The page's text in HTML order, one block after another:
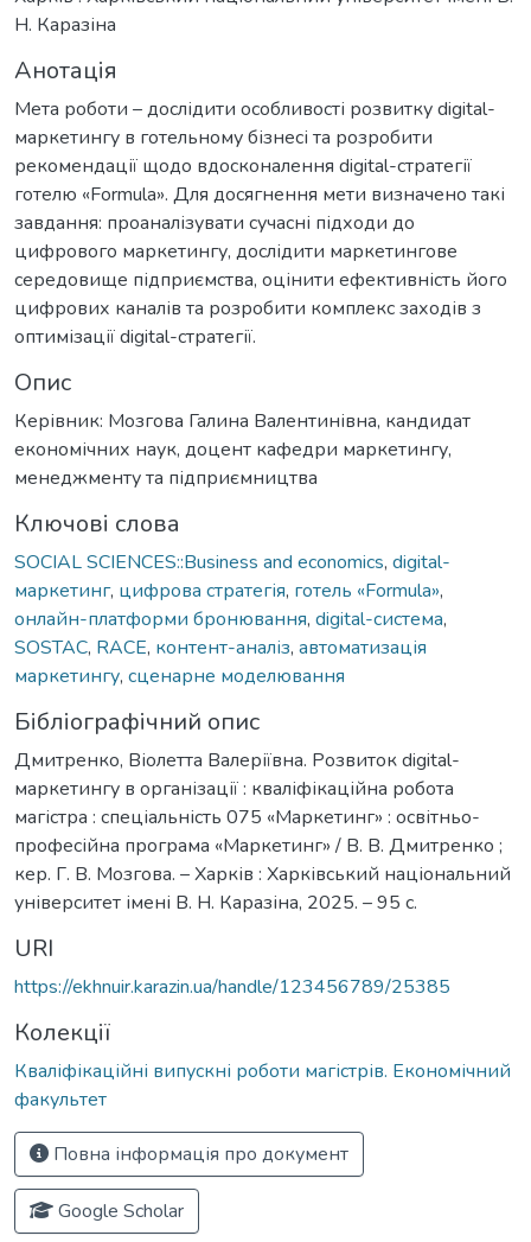
Н. Каразіна
Анотація
Мета роботи – дослідити особливості розвитку digital-
маркетингу в готельному бізнесі та розробити
рекомендації щодо вдосконалення digital-стратегії
готелю «Formula». Для досягнення мети визначено такі
завдання: проаналізувати сучасні підходи до
цифрового маркетингу, дослідити маркетингове
середовище підприємства, оцінити ефективність його
цифрових каналів та розробити комплекс заходів з
оптимізації digital-стратегії.
Опис
Керівник: Мозгова Галина Валентинівна, кандидат
економічних наук, доцент кафедри маркетингу,
менеджменту та підприємництва
Ключові слова
SOCIAL SCIENCES::Business and economics, digital-
маркетинг, цифрова стратегія, готель «Formula»,
онлайн-платформи бронювання, digital-система,
SOSTAC, RACE, контент-аналіз, автоматизація
маркетингу, сценарне моделювання
Бібліографічний опис
Дмитренко, Віолетта Валеріївна. Розвиток digital-
маркетингу в організації : кваліфікаційна робота
магістра : спеціальність 075 «Маркетинг» : освітньо-
професійна програма «Маркетинг» / В. В. Дмитренко ;
кер. Г. В. Мозгова. – Харків : Харківський національний
університет імені В. Н. Каразіна, 2025. – 95 с.
URI
https://ekhnuir.karazin.ua/handle/123456789/25385
Колекції
Кваліфікаційні випускні роботи магістрів. Економічний
факультет
Повна інформація про документ
Google Scholar